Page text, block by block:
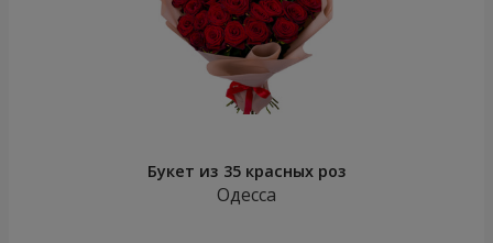
Букет из 35 красных роз
Одесса